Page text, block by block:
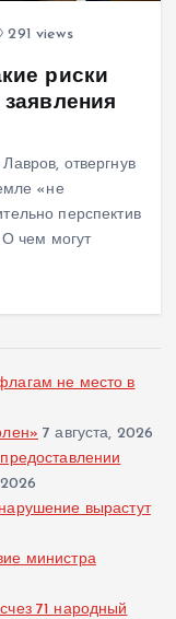
291 views
риски
отвергнув
«не
перспектив
О чем могут
не место в
7 августа, 2026
вырастут
министра
71 народный